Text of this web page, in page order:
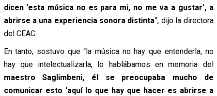
dicen ‘esta música no es para mi, no me va a gustar’, a
abrirse a una experiencia sonora distinta”, dijo la directora
del CEAC.
En tanto, sostuvo que “la música no hay que entenderla, no
hay que intelectualizarla, lo hablábamos en memoria del
maestro Saglimbeni, él se preocupaba mucho de
comunicar esto ‘aquí lo que hay que hacer es abrirse a